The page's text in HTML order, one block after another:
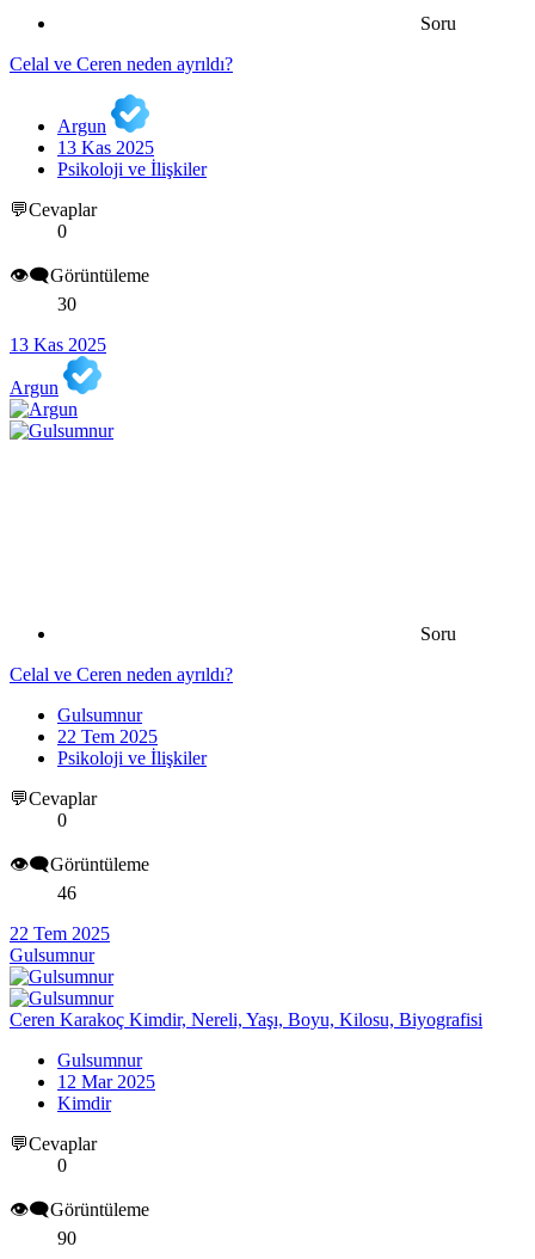
Soru
Celal ve Ceren neden ayrıldı?
Argun
13 Kas 2025
Psikoloji ve İlişkiler
💬Cevaplar
0
👁️‍🗨️Görüntüleme
30
13 Kas 2025
Argun
Soru
Celal ve Ceren neden ayrıldı?
Gulsumnur
22 Tem 2025
Psikoloji ve İlişkiler
💬Cevaplar
0
👁️‍🗨️Görüntüleme
46
22 Tem 2025
Gulsumnur
Ceren Karakoç Kimdir, Nereli, Yaşı, Boyu, Kilosu, Biyografisi
Gulsumnur
12 Mar 2025
Kimdir
💬Cevaplar
0
👁️‍🗨️Görüntüleme
90